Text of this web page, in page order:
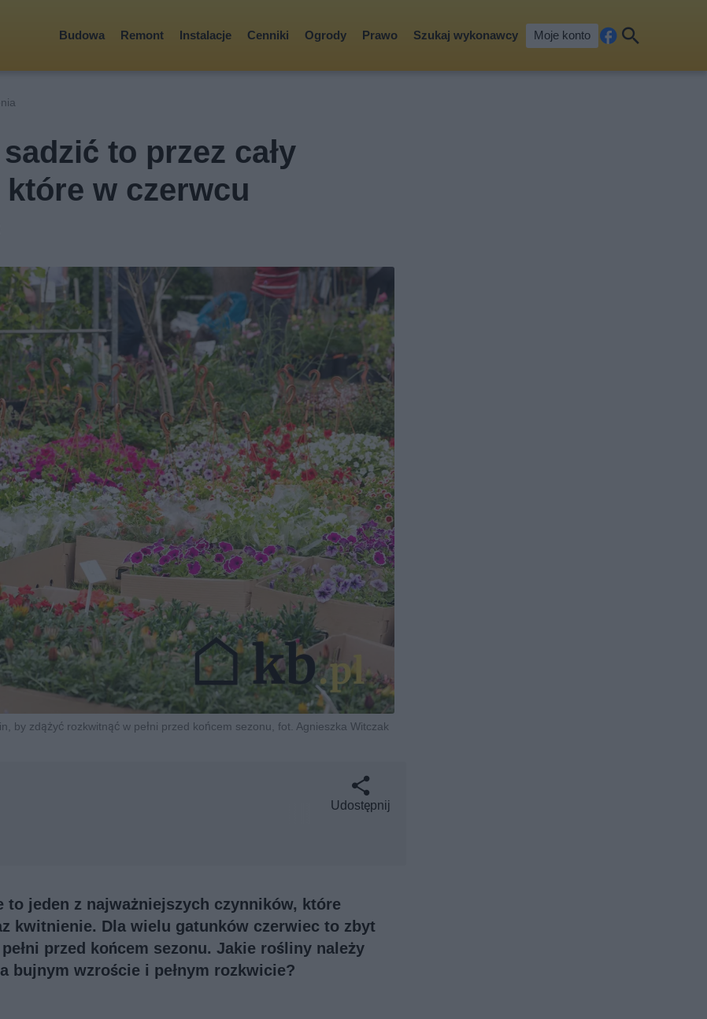
Budowa Remont Instalacje Cenniki Ogrody Prawo Szukaj wykonawcy Moje konto
cebkaj
to przez cały
w czerwcu
by zdążyć rozkwitnąć w pełni przed końcem sezonu, fot. Agnieszka Witczak
Udostępnij
jeden z najważniejszych czynników, które
kwitnienie. Dla wielu gatunków czerwiec to zbyt
przed końcem sezonu. Jakie rośliny należy
bujnym wzroście i pełnym rozkwicie?